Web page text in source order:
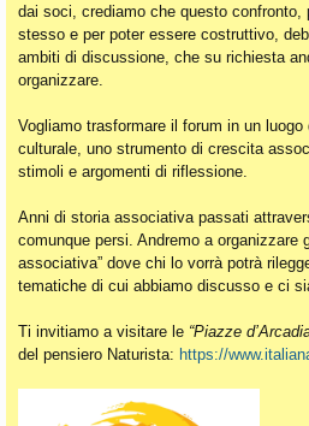
dai soci, crediamo che questo confronto,
stesso e per poter essere costruttivo,
ambiti di discussione, che su richiesta
organizzare.
Vogliamo trasformare il forum in un luogo
culturale, uno strumento di crescita
stimoli e argomenti di riflessione.
Anni di storia associativa passati
comunque persi. Andremo a organizzare
associativa” dove chi lo vorrà potrà
tematiche di cui abbiamo discusso e ci
Ti invitiamo a visitare le “Piazze
del pensiero Naturista: https://